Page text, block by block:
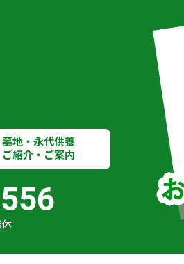
墓地・永代供養
ご紹介・ご案内